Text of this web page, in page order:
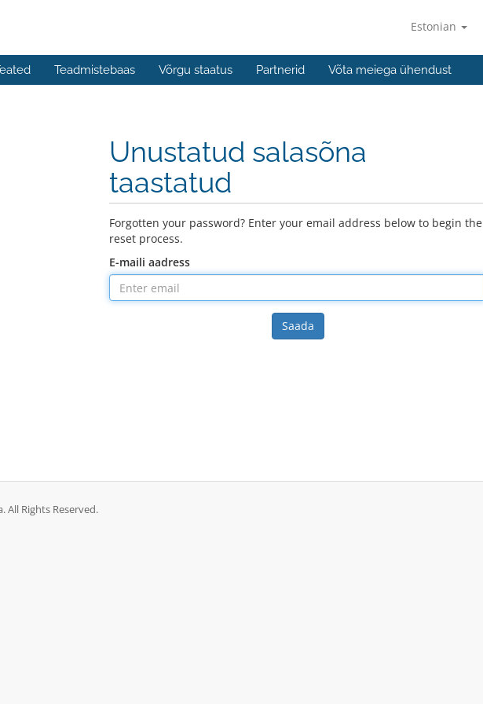
Estonian
Teadmistebaas Võrgu staatus Partnerid Võta meiega ühendust
Unustatud salasõna
taastatud
Forgotten your password? Enter your email address below to begin the
reset process.
E-maili aadress
Saada
All Rights Reserved.